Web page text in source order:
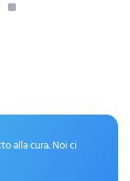
alla cura. Noi ci